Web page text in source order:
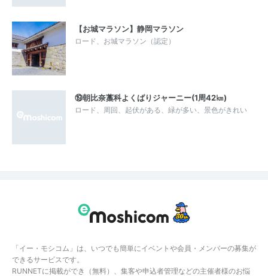
【お城マラソン】静岡マラソン
ロード、お城マラソン（認定）
⑲朝比奈藁科よくばりジャーニー(1周42㎞)
ロード、周回、起伏がある、緑が多い、景色がきれい
「イー・モシコム」は、いつでも簡単にイベントや会員・メンバーの募集が
できるサービスです。
RUNNETに掲載ができ（無料）、集客や申込者管理などの主催者様のお悩